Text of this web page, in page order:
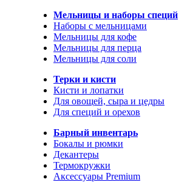
Мельницы и наборы специй
Наборы с мельницами
Мельницы для кофе
Мельницы для перца
Мельницы для соли
Терки и кисти
Кисти и лопатки
Для овощей, сыра и цедры
Для специй и орехов
Барный инвентарь
Бокалы и рюмки
Декантеры
Термокружки
Аксессуары Premium